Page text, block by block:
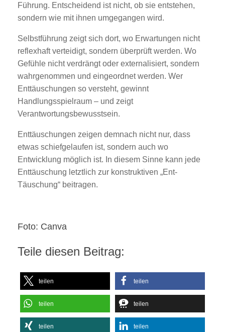
Führung. Entscheidend ist nicht, ob sie entstehen,
sondern wie mit ihnen umgegangen wird.
Selbstführung zeigt sich dort, wo Erwartungen nicht
reflexhaft verteidigt, sondern überprüft werden. Wo
Gefühle nicht verdrängt oder externalisiert, sondern
wahrgenommen und eingeordnet werden. Wer
Enttäuschungen so versteht, gewinnt
Handlungsspielraum – und zeigt
Verantwortungsbewusstsein.
Enttäuschungen zeigen demnach nicht nur, dass
etwas schiefgelaufen ist, sondern auch wo
Entwicklung möglich ist. In diesem Sinne kann jede
Enttäuschung letztlich zur konstruktiven „Ent-
Täuschung“ beitragen.
Foto: Canva
Teile diesen Beitrag:
teilen teilen
teilen teilen
teilen teilen